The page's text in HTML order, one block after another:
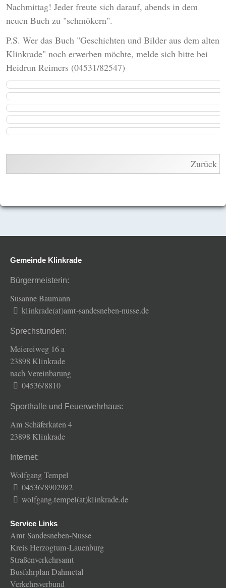
Nachmittag! Jeder freute sich darauf, abends in dem
neuen Buch zu "schmökern".
P.S. Wer das Buch "Geschichten und Bilder aus dem alten
Klinkrade" noch erwerben möchte, melde sich bitte bei
Heidrun Reimers (04531/82547)
Zurück
Gemeinde Klinkrade
Bürgermeisterin:
Susanne Baumann
klinkrade(at)amt-sandesneben-nusse.de
Sprechstunden:
Meiereiweg 16 a
23898 Klinkrade
nach Vereinbarung
04536/8810
Sporthalle und Feuerwehrhaus:
Am Schäferkaten 4
23898 Klinkrade
Internet:
Wolfgang Tempel
04536/8902982
wolfgang.tempel(at)klinkrade.de
Service Links
Amt Sandesneben-Nusse
Kreis Herzogtum-Lauenburg
Straßenverkehrsamt
Busfahrplan Dahmetal
Verkehrsverbund